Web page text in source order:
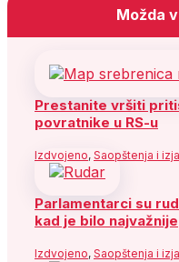
Možda
Prestanite vršiti
povratnike u RS-u
Izdvojeno, Saopštenja i
Parlamentarci su
kad je bilo najvažnije
Izdvojeno, Saopštenja i